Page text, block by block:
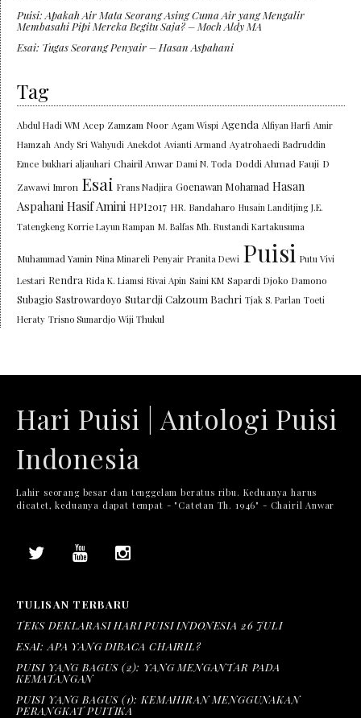
Puisi: Apakah Air Mata Seorang Asing Cuma Air yang Mengalir
Membasahi Pipi Mereka Begitu Saja? – Moch Aldy MA
Esai: Tugas Seorang Penyair – Hasan Aspahani
Tag
Abdul Hadi WM Acep Zamzam Noor Agam Wispi Agenda Alfiyan Harfi Amir
Hamzah Andy Sri Wahyudi Anekdot Avianti Armand Ayatrohaedi Badruddin
Emce bukhari aljauhari Chairil Anwar Dami N. Toda Doddi Ahmad Fauji D
Zawawi Imron Esai Frans Nadjira Goenawan Mohamad Hasan
Aspahani Hasif Amini HPI2017 HR. Bandaharo Husain Landitjing J.E.
Tatengkeng Korrie Layun Rampan M. Balfas Mh. Rustandi Kartakusuma
Muhammad Yamin Nina Minareli Penyair Pranita Dewi Puisi Putu Vivi
Lestari Rendra Rida K. Liamsi Rivai Apin Saini KM Sapardi Djoko Damono
Subagio Sastrowardoyo Sutardji Calzoum Bachri Tjak S. Parlan Toeti
Heraty Trisno Sumardjo Wiji Thukul
Hari Puisi | Antologi Puisi
Indonesia
Lahir seorang besar dan tenggelam beratus ribu. Keduanya harus
dicatet, keduanya dapat tempat - "Catetan Th. 1946" - Chairil Anwar
TULISAN TERBARU
TEKS DEKLARASI HARI PUISI INDONESIA 26 JULI
ESAI: APA YANG DIBACA CHAIRIL?
PUISI YANG BAGUS (2): YANG MENGANTAR PADA
KEMATANGAN
PUISI YANG BAGUS (1): KEMAHIRAN MENGGUNAKAN
PERANGKAT PUITIKA